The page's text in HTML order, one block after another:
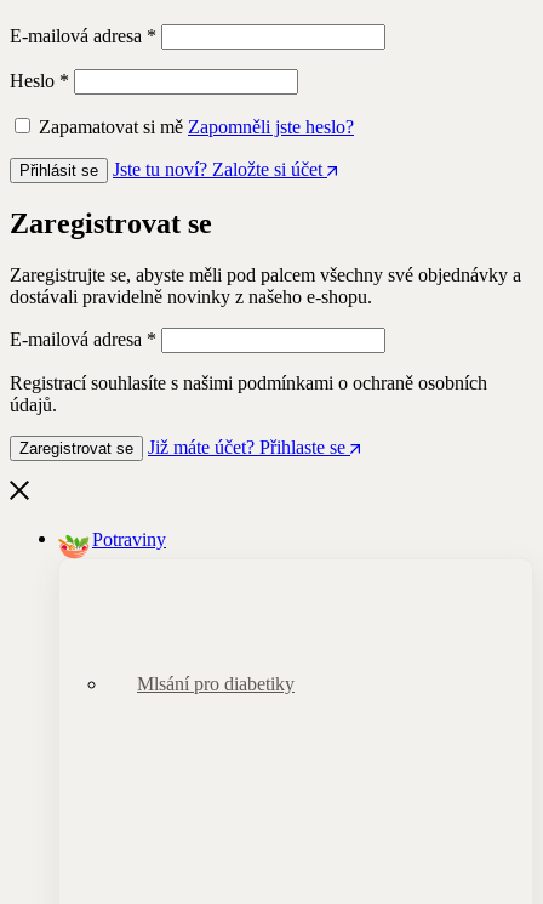
E-mailová adresa *
Heslo *
Zapamatovat si mě Zapomněli jste heslo?
Přihlásit se Jste tu noví? Založte si účet
Zaregistrovat se
Zaregistrujte se, abyste měli pod palcem všechny své objednávky a
dostávali pravidelně novinky z našeho e-shopu.
E-mailová adresa *
Registrací souhlasíte s našimi podmínkami o ochraně osobních
údajů.
Zaregistrovat se Již máte účet? Přihlaste se
Potraviny
Mlsání pro diabetiky